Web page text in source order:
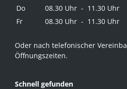
Do
08.30 Uhr - 11.30 Uhr
Fr
08.30 Uhr - 11.30 Uhr
Oder nach telefonischer
Öffnungszeiten.
Schnell gefunden